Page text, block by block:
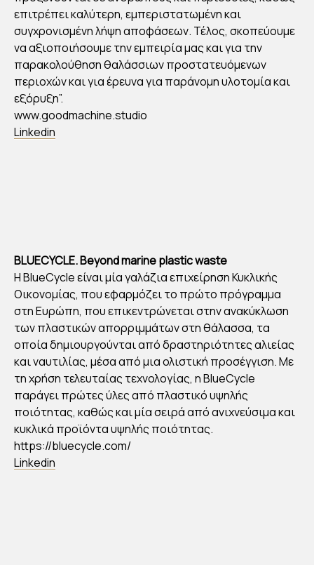
HS
PRI
επιτρέπει καλύτερη, εμπεριστατωμένη και
συγχρονισμένη λήψη αποφάσεων. Τέλος, σκοπεύουμε
να αξιοποιήσουμε την εμπειρία μας και για την
παρακολούθηση θαλάσσιων προστατευόμενων
περιοχών και για έρευνα για παράνομη υλοτομία και
εξόρυξη”.
www.goodmachine.studio
Linkedin
BLUECYCLE. Beyond marine plastic waste
Η BlueCycle είναι μία γαλάζια επιχείρηση Κυκλικής
Οικονομίας, που εφαρμόζει το πρώτο πρόγραμμα
στη Ευρώπη, που επικεντρώνεται στην ανακύκλωση
των πλαστικών απορριμμάτων στη θάλασσα, τα
οποία δημιουργούνται από δραστηριότητες αλιείας
και ναυτιλίας, μέσα από μια ολιστική προσέγγιση. Με
τη χρήση τελευταίας τεχνολογίας, η BlueCycle
παράγει πρώτες ύλες από πλαστικό υψηλής
ποιότητας, καθώς και μία σειρά από ανιχνεύσιμα και
κυκλικά προϊόντα υψηλής ποιότητας.
https://bluecycle.com/
Linkedin